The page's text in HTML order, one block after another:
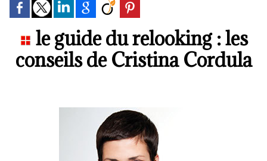
le guide du relooking : les
conseils de Cristina Cordula